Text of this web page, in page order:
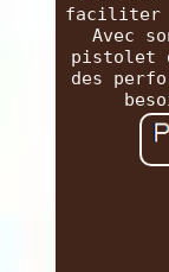
faciliter
Avec
pistolet
des